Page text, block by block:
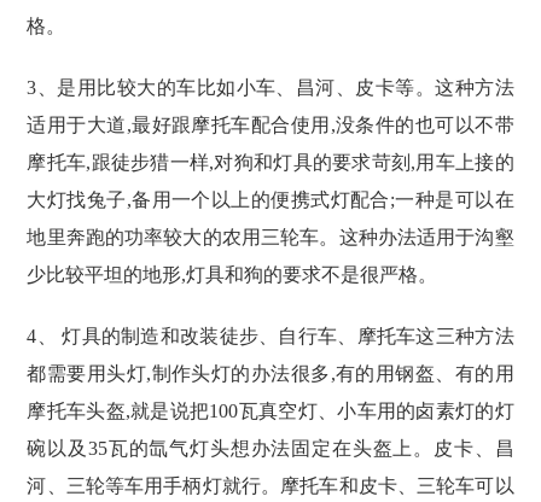
格。
3、是用比较大的车比如小车、昌河、皮卡等。这种方法
适用于大道,最好跟摩托车配合使用,没条件的也可以不带
摩托车,跟徒步猎一样,对狗和灯具的要求苛刻,用车上接的
大灯找兔子,备用一个以上的便携式灯配合;一种是可以在
地里奔跑的功率较大的农用三轮车。这种办法适用于沟壑
少比较平坦的地形,灯具和狗的要求不是很严格。
4、 灯具的制造和改装徒步、自行车、摩托车这三种方法
都需要用头灯,制作头灯的办法很多,有的用钢盔、有的用
摩托车头盔,就是说把100瓦真空灯、小车用的卤素灯的灯
碗以及35瓦的氙气灯头想办法固定在头盔上。皮卡、昌
河、三轮等车用手柄灯就行。摩托车和皮卡、三轮车可以